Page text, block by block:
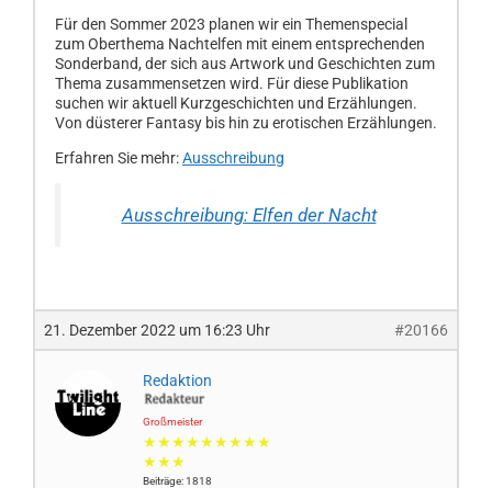
Für den Sommer 2023 planen wir ein Themenspecial
zum Oberthema Nachtelfen mit einem entsprechenden
Sonderband, der sich aus Artwork und Geschichten zum
Thema zusammensetzen wird. Für diese Publikation
suchen wir aktuell Kurzgeschichten und Erzählungen.
Von düsterer Fantasy bis hin zu erotischen Erzählungen.
Erfahren Sie mehr:Ausschreibung
Ausschreibung: Elfen der Nacht
21. Dezember 2022 um 16:23 Uhr #20166
Redaktion
Großmeister
★★★★★★★★★
★★★
Beiträge: 1818